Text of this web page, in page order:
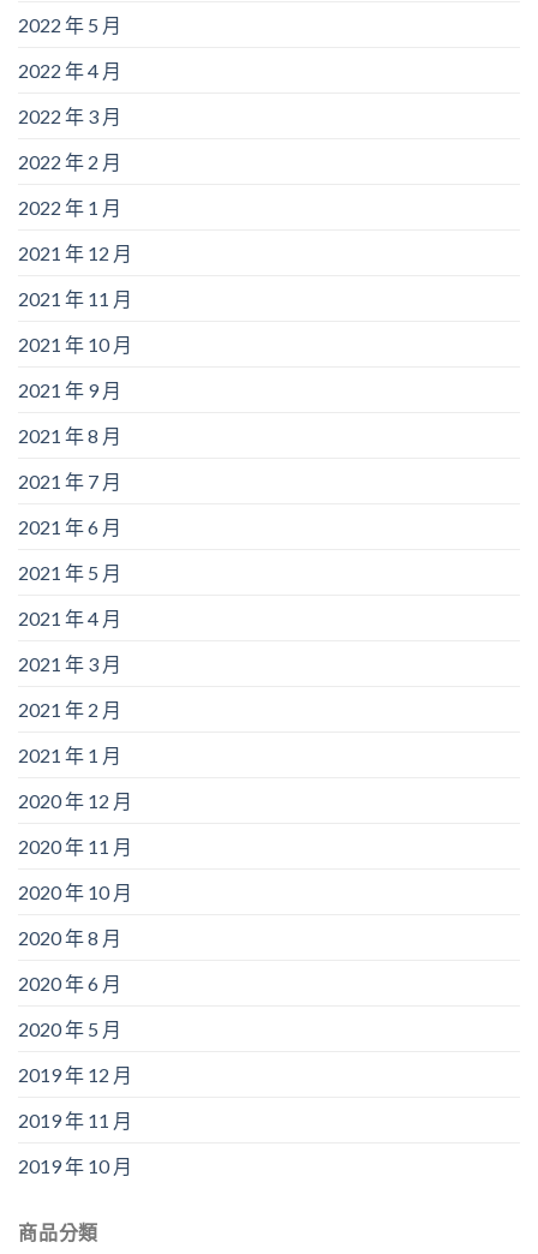
2022 年 5 月
2022 年 4 月
2022 年 3 月
2022 年 2 月
2022 年 1 月
2021 年 12 月
2021 年 11 月
2021 年 10 月
2021 年 9 月
2021 年 8 月
2021 年 7 月
2021 年 6 月
2021 年 5 月
2021 年 4 月
2021 年 3 月
2021 年 2 月
2021 年 1 月
2020 年 12 月
2020 年 11 月
2020 年 10 月
2020 年 8 月
2020 年 6 月
2020 年 5 月
2019 年 12 月
2019 年 11 月
2019 年 10 月
商品分類